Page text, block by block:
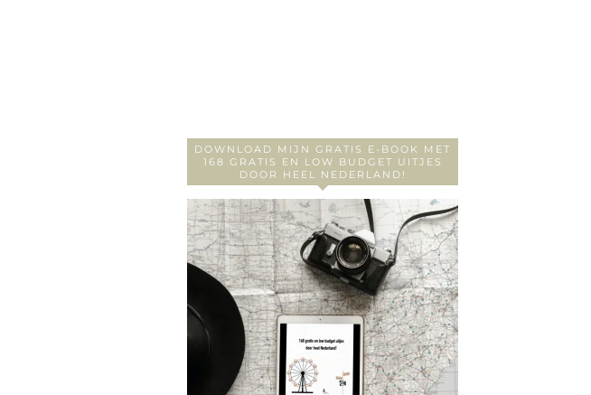
DOWNLOAD MIJN GRATIS E-BOOK MET
168 GRATIS EN LOW BUDGET UITJES
DOOR HEEL NEDERLAND!